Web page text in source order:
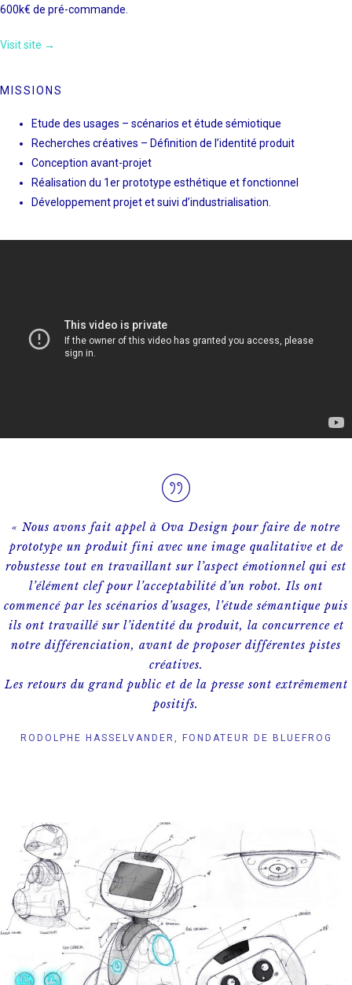
600k€ de pré-commande.
Visit site →
MISSIONS
Etude des usages – scénarios et étude sémiotique
Recherches créatives – Définition de l’identité produit
Conception avant-projet
Réalisation du 1er prototype esthétique et fonctionnel
Développement projet et suivi d’industrialisation.
« Nous avons fait appel à Ova Design pour faire de notre
prototype un produit fini avec une image qualitative et de
robustesse tout en travaillant sur l’aspect émotionnel qui est
l’élément clef pour l’acceptabilité d’un robot. Ils ont
commencé par les scénarios d’usages, l’étude sémantique puis
ils ont travaillé sur l’identité du produit, la concurrence et
notre différenciation, avant de proposer différentes pistes
créatives.
Les retours du grand public et de la presse sont extrêmement
positifs.
RODOLPHE HASSELVANDER, FONDATEUR DE BLUEFROG